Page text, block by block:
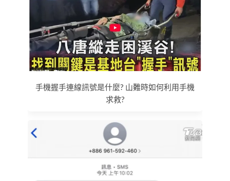
手機握手連線訊號是什麼? 山難時如何利用手機
求救?